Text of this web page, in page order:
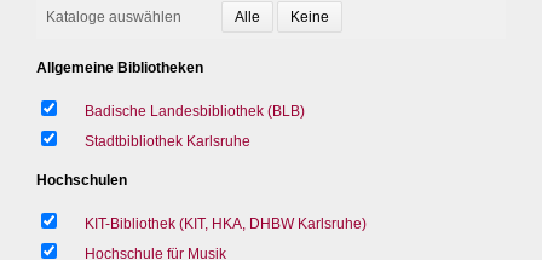
Kataloge auswählen
Allgemeine Bibliotheken
Badische Landesbibliothek (BLB)
Stadtbibliothek Karlsruhe
Hochschulen
KIT-Bibliothek (KIT, HKA, DHBW Karlsruhe)
Hochschule für Musik